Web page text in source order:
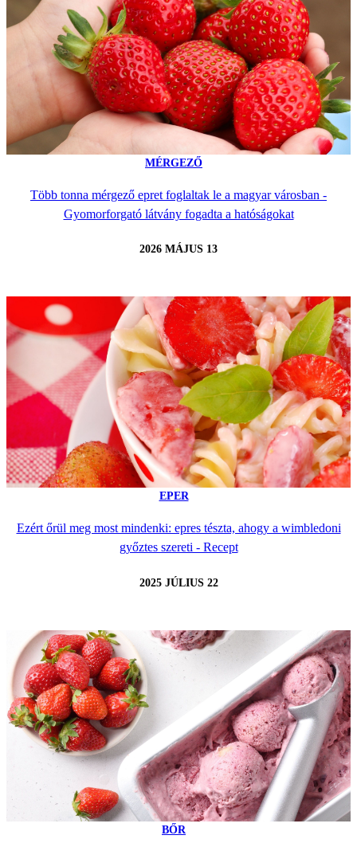
MÉRGEZŐ
Több tonna mérgező epret foglaltak le a magyar városban -
Gyomorforgató látvány fogadta a hatóságokat
2026 MÁJUS 13
EPER
Ezért őrül meg most mindenki: epres tészta, ahogy a wimbledoni
győztes szereti - Recept
2025 JÚLIUS 22
BŐR